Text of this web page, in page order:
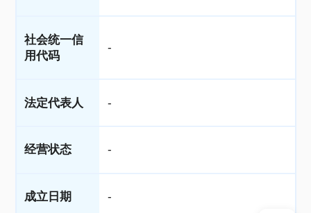
社会统一信
用代码
-
法定代表人 -
经营状态 -
成立日期 -